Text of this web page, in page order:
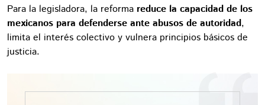
Para la legisladora, la reforma reduce la capacidad de los
mexicanos para defenderse ante abusos de autoridad,
limita el interés colectivo y vulnera principios básicos de
justicia.